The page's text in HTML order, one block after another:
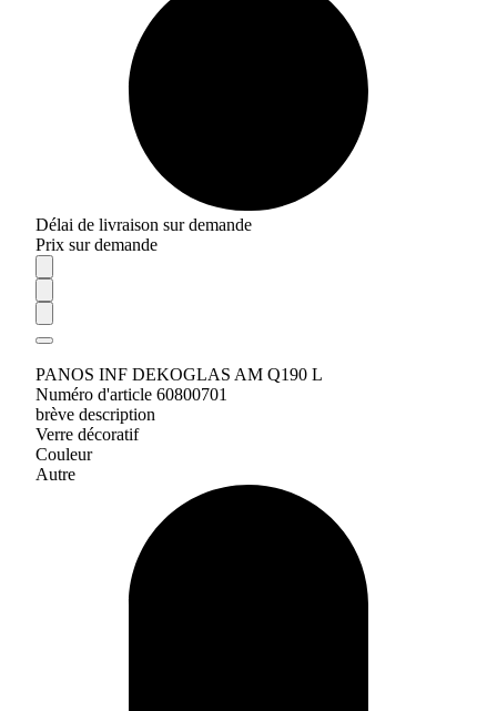
Délai de livraison sur demande
Prix sur demande
PANOS INF DEKOGLAS AM Q190 L
Numéro d'article 60800701
brève description
Verre décoratif
Couleur
Autre